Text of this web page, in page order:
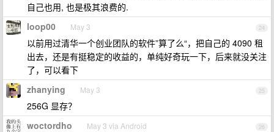
自己也用, 也是极其浪费的.
24
loop00 May 3
以前用过清华一个创业团队的软件”算了么“，把自己的 4090 租
出去，还是有挺稳定的收益的，单纯好奇玩一下，后来就没关注
了，可以看下
25
zhanying May 3
256G 显存？
26
woctordho May 3 via Android